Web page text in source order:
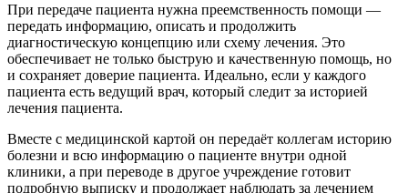
При передаче пациента нужна преемственность помощи —
передать информацию, описать и продолжить
диагностическую концепцию или схему лечения. Это
обеспечивает не только быструю и качественную помощь, но
и сохраняет доверие пациента. Идеально, если у каждого
пациента есть ведущий врач, который следит за историей
лечения пациента.
Вместе с медицинской картой он передаёт коллегам историю
болезни и всю информацию о пациенте внутри одной
клиники, а при переводе в другое учреждение готовит
подробную выписку и продолжает наблюдать за лечением